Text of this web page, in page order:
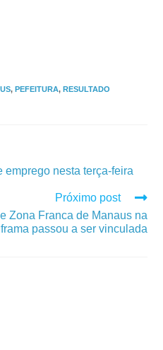
, PEFEITURA, RESULTADO
emprego nesta terça-feira
Próximo post
Zona Franca de Manaus na
passou a ser vinculada